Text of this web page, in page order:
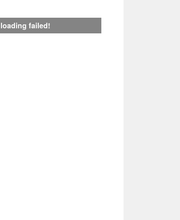
loading failed!